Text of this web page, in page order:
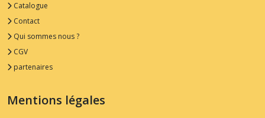
Catalogue
Contact
Qui sommes nous ?
CGV
partenaires
Mentions légales